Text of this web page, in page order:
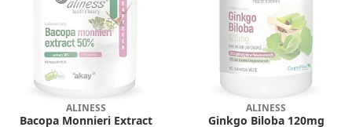
ALINESS
Bacopa Monnieri Extract
ALINESS
Ginkgo Biloba 120mg